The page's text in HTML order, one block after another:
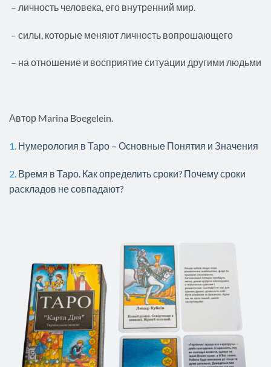
– личность человека, его внутренний мир.
– силы, которые меняют личность вопрошающего
– на отношение и восприятие ситуации другими людьми
Автор Marina Boegelein.
1. Нумерология в Таро – Основные Понятия и Значения
2. Время в Таро. Как определить сроки? Почему сроки
раскладов не совпадают?